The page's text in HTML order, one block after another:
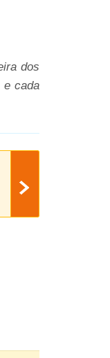
dos
e cada